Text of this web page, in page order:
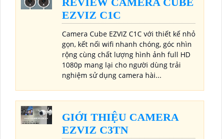
EZVIZ C1C
Camera Cube EZVIZ C1C với thiết kế nhỏ
gọn, kết nối wifi nhanh chóng, góc nhìn
rộng cùng chất lượng hình ảnh full HD
1080p mang lại cho người dùng trải
nghiệm sử dụng camera hài...
GIỚI THIỆU CAMERA
EZVIZ C3TN